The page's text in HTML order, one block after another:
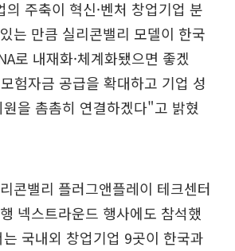
주축이 혁신·벤처 창업기업 분
는 만큼 실리콘밸리 모델이 한국
로 내재화·체계화됐으면 좋겠
험자금 공급을 확대하고 기업 성
을 촘촘히 연결하겠다"고 밝혔
콘밸리 플러그앤플레이 테크센터
넥스트라운드 행사에도 참석했
국내외 창업기업 9곳이 한국과